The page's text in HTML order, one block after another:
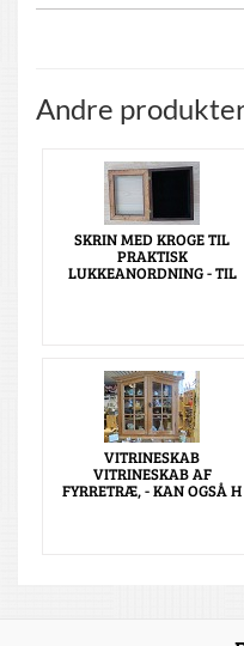
Andre
SKRIN MED KROGE TIL
PRAKTISK
LUKKEANORDNING - TIL
VITRINESKAB
VITRINESKAB AF
FYRRETRÆ, - KAN OGSÅ H